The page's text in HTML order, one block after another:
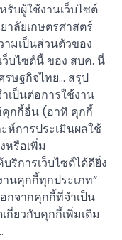
บผู้ใช้งานเว็บไซต์
ลัยเกษตรศาสตร์
มเป็นส่วนตัวของ
บไซต์นี้ ของ สบค. นี่
รษฐกิจไทย… สรุป
เป็นต่อการใช้งาน
คุกกี้อื่น (อาทิ คุกกี้
ห์การประเมินผลใช้
หรือเพิ่ม
ริการเว็บไซต์ได้ดียิ่ง
นคุกกี้ทุกประเภท”
กจากคุกกี้ที่จำเป็น
กี่ยวกับคุกกี้เพิ่มเติม